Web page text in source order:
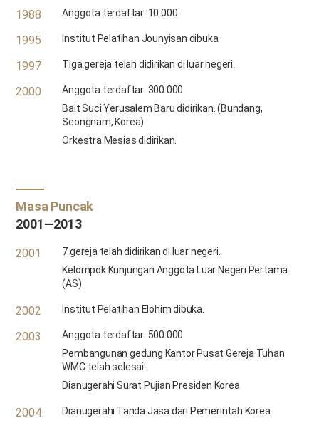
1988 Anggota terdaftar: 10.000
1995 Institut Pelatihan Jounyisan dibuka.
1997 Tiga gereja telah didirikan di luar negeri.
2000
Anggota terdaftar: 300.000
Bait Suci Yerusalem Baru didirikan. (Bundang,
Seongnam, Korea)
Orkestra Mesias didirikan.
Masa Puncak
2001—2013
2001
7 gereja telah didirikan di luar negeri.
Kelompok Kunjungan Anggota Luar Negeri Pertama
(AS)
2002 Institut Pelatihan Elohim dibuka.
2003
Anggota terdaftar: 500.000
Pembangunan gedung Kantor Pusat Gereja Tuhan
WMC telah selesai.
Dianugerahi Surat Pujian Presiden Korea
2004
Dianugerahi Tanda Jasa dari Pemerintah Korea